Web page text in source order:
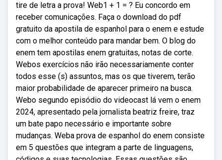
tire de letra a prova! Web1 + 1 = ? Eu concordo em
receber comunicações. Faça o download do pdf
gratuito da apostila de espanhol para o enem e estude
com o melhor conteúdo para mandar bem. O blog do
enem tem apostilas enem gratuitas, notas de corte.
Webos exercícios não irão necessariamente conter
todos esse (s) assuntos, mas os que tiverem, terão
maior probabilidade de aparecer primeiro na busca.
Webo segundo episódio do videocast lá vem o enem
2024, apresentado pela jornalista beatriz freire, traz
um bate papo necessário e importante sobre
mudanças. Weba prova de espanhol do enem consiste
em 5 questões que integram a parte de linguagens,